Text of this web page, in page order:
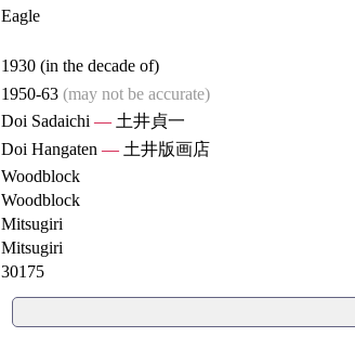
Eagle
1930 (in the decade of)
1950-63 (may not be accurate)
Doi Sadaichi —土井貞一
Doi Hangaten —土井版画店
Woodblock
Woodblock
Mitsugiri
Mitsugiri
30175